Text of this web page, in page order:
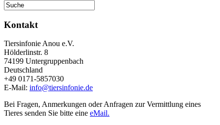
Kontakt
Tiersinfonie Anou e.V.
Hölderlinstr. 8
74199 Untergruppenbach
Deutschland
+49 0171-5857030
E-Mail: info@tiersinfonie.de
Bei Fragen, Anmerkungen oder Anfragen zur Vermittlung eines
Tieres senden Sie bitte eine eMail.